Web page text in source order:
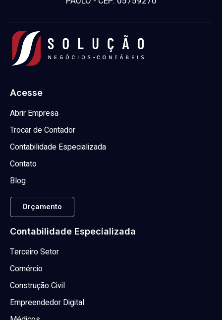
Acesse
Abrir Empresa
Trocar de Contador
Contabilidade Especializada
Contato
Blog
Orçamento
Contabilidade Especializada
Terceiro Setor
Comércio
Construção Civil
Empreendedor Digital